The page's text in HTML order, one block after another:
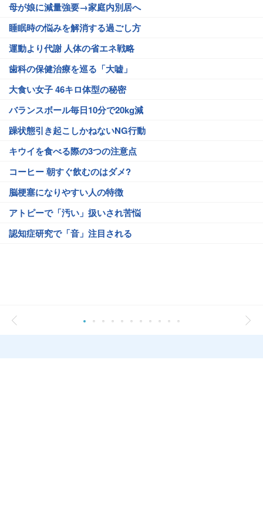
母が娘に減量強要→家庭内別居へ
睡眠時の悩みを解消する過ごし方
運動より代謝 人体の省エネ戦略
歯科の保健治療を巡る「大嘘」
大食い女子 46キロ体型の秘密
バランスボール毎日10分で20kg減
躁状態引き起こしかねないNG行動
キウイを食べる際の3つの注意点
コーヒー 朝すぐ飲むのはダメ?
脳梗塞になりやすい人の特徴
アトピーで「汚い」扱いされ苦悩
認知症研究で「音」注目される